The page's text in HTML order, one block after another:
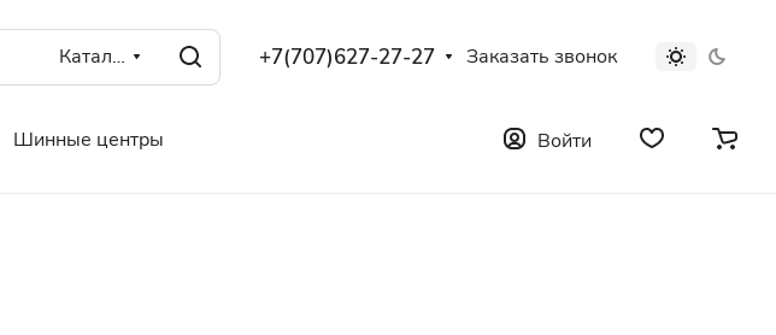
Каталог +7(707)627-27-27 Заказать звонок
Шинные центры Войти